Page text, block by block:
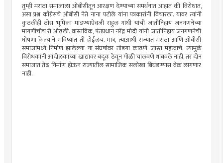
तुम्ही मराठा समाजाला ओबीसीतून आरक्षण देण्याच्या समर्थनात आहात की विरोधात,
असा प्रश्न काँग्रेसचे ओबीसी नेते नाना पटोले यांना पत्रकारांनी विचारला. यावर त्यांनी
कुठलीही ठोस भूमिका मांडण्याऐवजी राहुल गांधी यांची जातीनिहाय जनगणनेच्या
मागणीचीच री ओढली. वास्तविक, पंतप्रधान नरेंद्र मोदी यांनी जातीनिहाय जनगणनेची
घोषणा केल्याने भविष्यात ती होईलच. मात्र, त्याआधी राज्यात मराठा आणि ओबीसी
समाजांमध्ये निर्माण झालेल्या या संघर्षावर तोडगा काढणे जास्त महत्त्वाचे. त्यामुळे
विरोधकांनी आंदोलकांच्या खांद्यावर बंदूक ठेवून गोळी चालवणे थांबवले नाही, तर दोन
समाजात तेढ निर्माण होऊन राज्यातील सामाजिक सलोखा बिघडण्यास वेळ लागणार
नाही.